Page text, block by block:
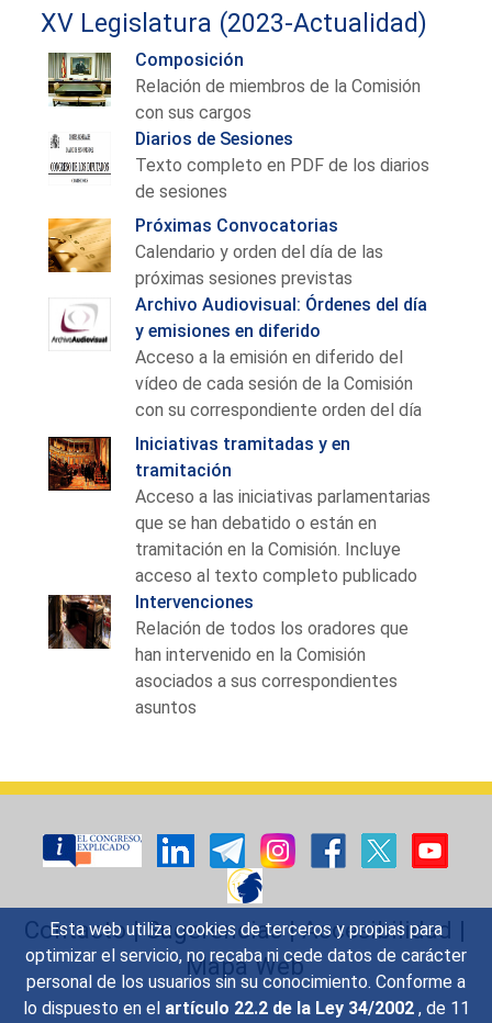
Esta web utiliza cookies de terceros y propias para
optimizar el servicio, no recaba ni cede datos de carácter
personal de los usuarios sin su conocimiento. Conforme a
lo dispuesto en el artículo 22.2 de la Ley 34/2002 , de 11
XV Legislatura (2023-Actualidad)
Composición
Relación de miembros de la Comisión
con sus cargos
Diarios de Sesiones
Texto completo en PDF de los diarios
de sesiones
Próximas Convocatorias
Calendario y orden del día de las
próximas sesiones previstas
Archivo Audiovisual: Órdenes del día
y emisiones en diferido
Acceso a la emisión en diferido del
vídeo de cada sesión de la Comisión
con su correspondiente orden del día
Iniciativas tramitadas y en
tramitación
Acceso a las iniciativas parlamentarias
que se han debatido o están en
tramitación en la Comisión. Incluye
acceso al texto completo publicado
Intervenciones
Relación de todos los oradores que
han intervenido en la Comisión
asociados a sus correspondientes
asuntos
Contacto|Sugerencias|Accesibilidad |
Mapa Web